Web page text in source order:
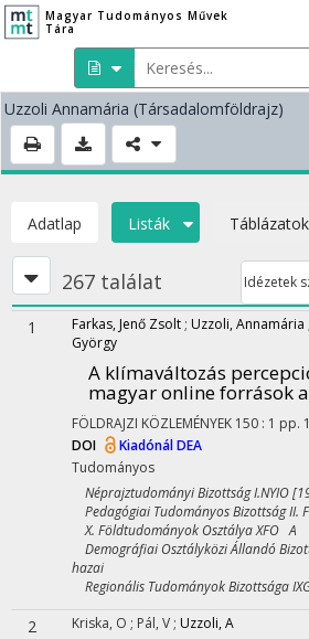
Magyar Tudományos Művek
Tára
Uzzoli Annamária (Társadalomföldrajz)
Adatlap Listák Táblázatok
267 találat Idézetek
1 Farkas, Jenő Zsolt ; Uzzoli, Annamária
György
A klímaváltozás
magyar online források
FÖLDRAJZI KÖZLEMÉNYEK 150 : 1 pp.
DOI
KiadónálDEA
Tudományos
Néprajztudományi Bizottság I.NYIO
Pedagógiai Tudományos Bizottság II.
X. Földtudományok Osztálya XFO A
Demográfiai Osztályközi Állandó
hazai
Regionális Tudományok Bizottsága
2 Kriska, O ; Pál, V ; Uzzoli, A